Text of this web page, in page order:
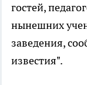
гостей,
нынешних
заведения,
известия".